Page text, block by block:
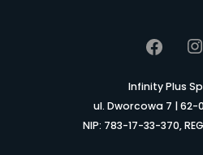
Infinity Plus
ul. Dworcowa 7 | 62-
NIP: 783-17-33-370,